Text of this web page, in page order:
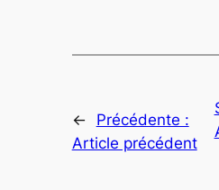
←
Précédente :
Article précédent